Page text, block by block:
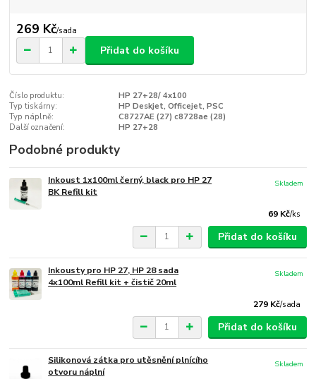
269 Kč/sada
Přidat do košíku
Číslo produktu:
HP 27+28/ 4x100
Typ tiskárny:
HP Deskjet, Officejet, PSC
Typ náplně:
C8727AE (27) c8728ae (28)
Další označení:
HP 27+28
Podobné produkty
Inkoust 1x100ml černý, black pro HP 27
BK Refill kit
69 Kč/ks
Skladem
Přidat do košíku
Inkousty pro HP 27, HP 28 sada
4x100ml Refill kit + čistič 20ml
279 Kč/sada
Skladem
Přidat do košíku
Silikonová zátka pro utěsnění plnícího
otvoru náplní
Skladem